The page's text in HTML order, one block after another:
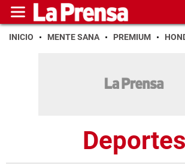
INICIO MENTE SANA PREMIUM
Deportes